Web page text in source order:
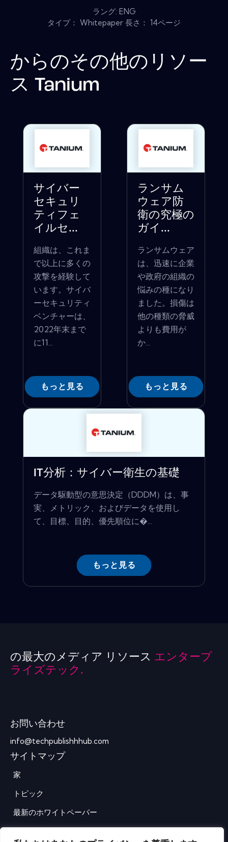
ラング: ENG
タイプ： Whitepaper 長さ： 14ページ
からのその他のリソー
ス Tanium
サイバー
セキュリ
ティフェ
イルセ...
組織は、これま
で以上に多くの
攻撃を経験して
います。サイバ
ーセキュリティ
ベンチャーは、
2022年末まで
に11...
もっと見る
ランサム
ウェア防
衛の究極の
ガイ...
ランサムウェア
は、迅速に企業
や政府の組織の
悩みの種になり
ました。損傷は
他の種類の脅威
よりも費用が
か...
もっと見る
IT分析：サイバー衛生の基礎
データ駆動型の意思決定（DDDM）は、事
実、メトリック、およびデータを使用し
て、目標、目的、優先順位に�...
もっと見る
の最大のメディア リソース エンタープ
ライズテック.
お問い合わせ
info@techpublishhhub.com
サイトマップ
家
トピック
最新のホワイトペーパー